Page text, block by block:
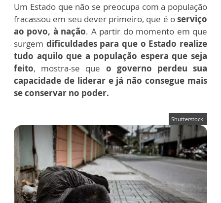
Um Estado que não se preocupa com a população
fracassou em seu dever primeiro, que é oserviço
ao povo, à nação. A partir do momento em que
surgem dificuldades para que o Estado realize
tudo aquilo que a população espera que seja
feito, mostra-se que o governo perdeu sua
capacidade de liderar e já não consegue mais
se conservar no poder.
Shutterstock.